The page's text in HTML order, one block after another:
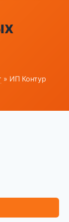
» ИП Контур